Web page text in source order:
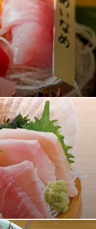
『のどぐろ』です。
以上のものを常に
いう、都内の料理店
ご提供しておりま
の活き車えびや国産
ど、素材の美味し